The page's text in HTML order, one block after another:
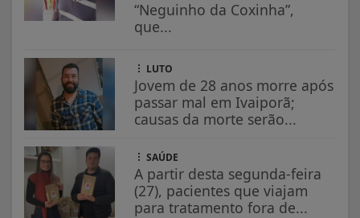
“Neguinho da Coxinha”,
que...
LUTO
Jovem de 28 anos morre após
passar mal em Ivaiporã;
causas da morte serão...
SAÚDE
A partir desta segunda-feira
(27), pacientes que viajam
para tratamento fora de...